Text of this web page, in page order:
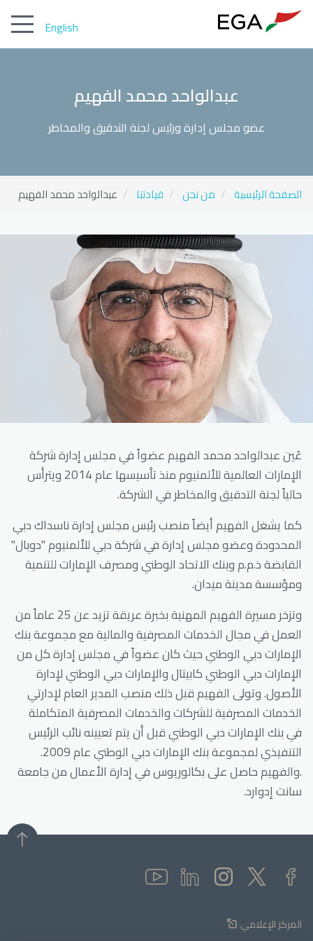
English
عبدالواحد محمد الفهيم
عضو مجلس إدارة ورئيس لجنة التدقيق والمخاطر
الصفحة الرئيسية من نحن قيادتنا عبدالواحد محمد الفهيم
عُين عبدالواحد محمد الفهيم عضواً في مجلس إدارة شركة
الإمارات العالمية للألمنيوم منذ تأسيسها عام 2014 ويترأس
حالياً لجنة التدقيق والمخاطر في الشركة.
كما يشغل الفهيم أيضاً منصب رئيس مجلس إدارة ناسداك دبي
المحدودة وعضو مجلس إدارة في شركة دبي للألمنيوم "دوبال"
القابضة ذ.م.م وبنك الاتحاد الوطني ومصرف الإمارات للتنمية
ومؤسسة مدينة ميدان.
وتزخر مسيرة الفهيم المهنية بخبرة عريقة تزيد عن 25 عاماً من
العمل في مجال الخدمات المصرفية والمالية مع مجموعة بنك
الإمارات دبي الوطني حيث كان عضواً في مجلس إدارة كل من
الإمارات دبي الوطني كابيتال والإمارات دبي الوطني لإدارة
الأصول. وتولى الفهيم قبل ذلك منصب المدير العام لإدارتي
الخدمات المصرفية للشركات والخدمات المصرفية المتكاملة
في بنك الإمارات دبي الوطني قبل أن يتم تعيينه نائب الرئيس
التنفيذي لمجموعة بنك الإمارات دبي الوطني عام 2009.
.والفهيم حاصل على بكالوريوس في إدارة الأعمال من جامعة
سانت إدوارد.
المركز الإعلامي